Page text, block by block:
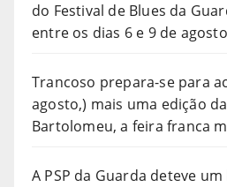
do Festival de Blues da
entre os dias 6 e 9 de agosto
Trancoso prepara-se para
agosto,) mais uma edição
Bartolomeu, a feira franca
A PSP da Guarda deteve